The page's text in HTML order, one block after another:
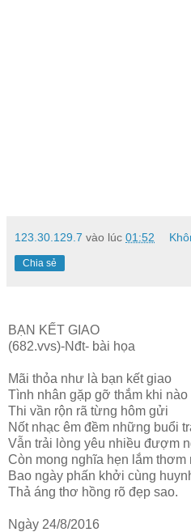
123.30.129.7 vào lúc 01:52
Chia sẻ
BẠN KẾT GIAO
(682.vvs)-Nđt- bài họa
Mãi thỏa như là bạn kết giao
Tình nhân gặp gỡ thắm khi nào
Thi vần rộn rã từng hôm gửi
Nốt nhạc êm đềm những buổi
Vẫn trải lòng yêu nhiều đượm
Còn mong nghĩa hẹn lắm thơm
Bao ngày phấn khởi cùng
Thả áng thơ hồng rõ đẹp sao.
Ngày 24/8/2016